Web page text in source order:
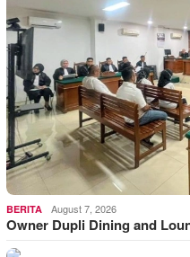
BERITA August 7, 2026
Owner Dupli Dining and